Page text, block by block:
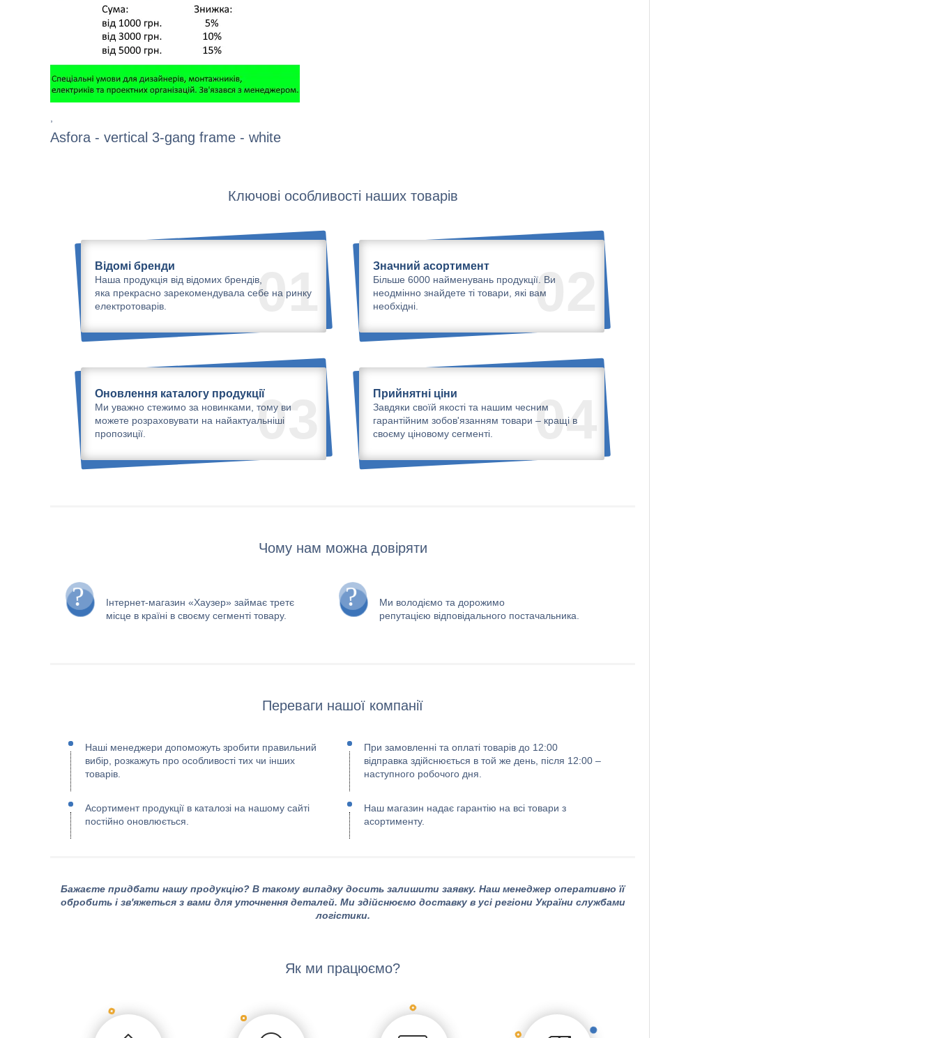
Asfora - vertical 3-gang frame - white
Ключові особливості наших товарів
01
Відомі бренди
Наша продукція від відомих брендів,
яка прекрасно зарекомендувала себе на ринку
електротоварів.
02
Значний асортимент
Більше 6000 найменувань продукції. Ви
неодмінно знайдете ті товари, які вам
необхідні.
03
Оновлення каталогу продукції
Ми уважно стежимо за новинками, тому ви
можете розраховувати на найактуальніші
пропозиції.
04
Прийнятні ціни
Завдяки своїй якості та нашим чесним
гарантійним зобов'язанням товари – кращі в
своєму ціновому сегменті.
Чому нам можна довіряти
Інтернет-магазин «Хаузер» займає третє
місце в країні в своєму сегменті товару.
Ми володіємо та дорожимо
репутацією відповідального постачальника.
Переваги нашої компанії
Наші менеджери допоможуть зробити правильний
вибір, розкажуть про особливості тих чи інших
товарів.
При замовленні та оплаті товарів до 12:00
відправка здійснюється в той же день, після 12:00 –
наступного робочого дня.
Асортимент продукції в каталозі на нашому сайті
постійно оновлюється.
Наш магазин надає гарантію на всі товари з
асортименту.
Бажаєте придбати нашу продукцію? В такому випадку досить залишити заявку. Наш менеджер оперативно її
обробить і зв'яжеться з вами для уточнення деталей. Ми здійснюємо доставку в усі регіони України службами
логістики.
Як ми працюємо?